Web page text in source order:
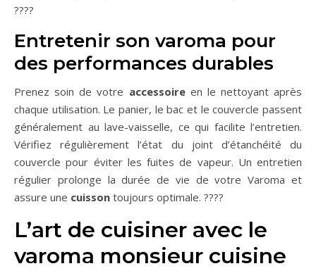
????
Entretenir son varoma pour
des performances durables
Prenez soin de votre accessoireen le nettoyant après
chaque utilisation. Le panier, le bac et le couvercle passent
généralement au lave-vaisselle, ce qui facilite l’entretien.
Vérifiez régulièrement l’état du joint d’étanchéité du
couvercle pour éviter les fuites de vapeur. Un entretien
régulier prolonge la durée de vie de votre Varoma et
assure une cuisson toujours optimale. ????
L’art de cuisiner avec le
varoma monsieur cuisine